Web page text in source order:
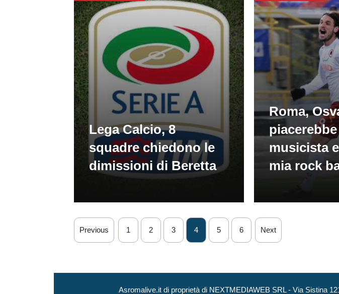
Lega Calcio, 8
squadre chiedono le
dimissioni di Beretta
Roma,
musicista
mia rock
Previous 1 2 3 4 5 6 Next
Asromalive.it di proprietà di NEXTMEDIAWEB SRL - Via Sistina